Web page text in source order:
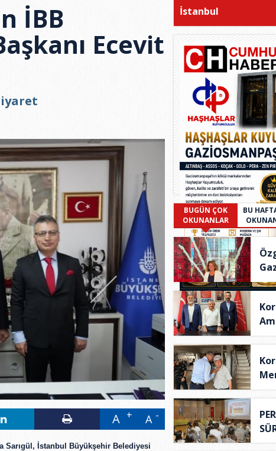
İBB
Ecevit
A A
Sarıgül , İstanbul Büyükşehir Belediyesi
İstanbul
BUGÜN ÇOK
OKUNANLAR
BU
B..